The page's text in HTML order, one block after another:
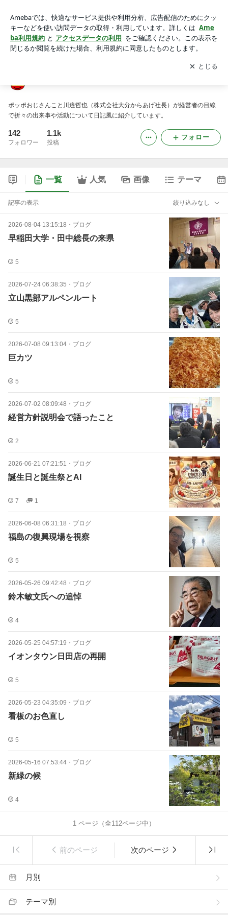
アプリをダウンロードして ブログの更新通知
を受け取りまし
ょう。
開く
ポッポおじさんこと川邉哲也（株式会社大分からあげ社長）が経営者の目線
で折々の出来事や活動について日記風に紹介しています。
142
フォロワー
1.1k
投稿
フォロー
一覧 人気 画像 テーマ
記事の表示 絞り込みなし
2026-08-04 13:15:18 ・ ブログ
早稲田大学・田中総長の来県
5
2026-07-24 06:38:35 ・ ブログ
立山黒部アルペンルート
5
2026-07-08 09:13:04 ・ ブログ
巨カツ
5
2026-07-02 08:09:48 ・ ブログ
経営方針説明会で語ったこと
2
2026-06-21 07:21:51 ・ ブログ
誕生日と誕生祭とAI
7 1
2026-06-08 06:31:18 ・ ブログ
福島の復興現場を視察
5
2026-05-26 09:42:48 ・ ブログ
鈴木敏文氏への追悼
4
2026-05-25 04:57:19 ・ ブログ
イオンタウン日田店の再開
5
2026-05-23 04:35:09 ・ ブログ
看板のお色直し
5
2026-05-16 07:53:44 ・ ブログ
新緑の候
4
1 ページ（全112ページ中）
前のページ 次のページ
月別
テーマ別